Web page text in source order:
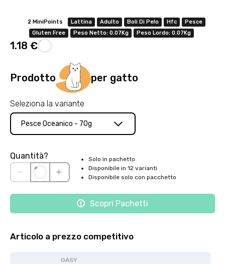
2 MiniPoints Lattina Adulto Boli Di Pelo Hfc
Pesce
Gluten Free
Peso Netto: 0.07Kg Peso Lordo: 0.07Kg
1.18 €
Prodotto per gatto
Seleziona la variante
Pesce Oceanico - 70g
Quantità?
Solo in pachetto
Disponibile in 12 varianti
Disponibile solo con pacchetto
Scopri Pachetti
Articolo a prezzo competitivo
OASY